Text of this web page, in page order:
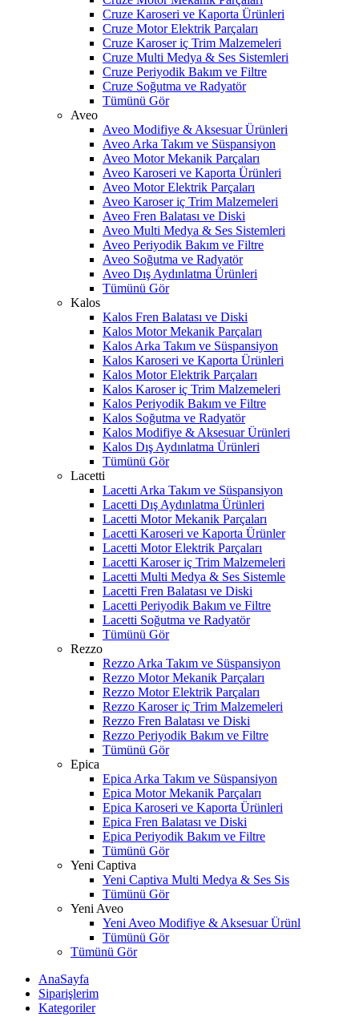
Cruze Karoseri ve Kaporta Ürünleri
Cruze Motor Elektrik Parçaları
Cruze Karoser iç Trim Malzemeleri
Cruze Multi Medya & Ses Sistemleri
Cruze Periyodik Bakım ve Filtre
Cruze Soğutma ve Radyatör
Tümünü Gör
Aveo
Aveo Modifiye & Aksesuar Ürünleri
Aveo Arka Takım ve Süspansiyon
Aveo Motor Mekanik Parçaları
Aveo Karoseri ve Kaporta Ürünleri
Aveo Motor Elektrik Parçaları
Aveo Karoser iç Trim Malzemeleri
Aveo Fren Balatası ve Diski
Aveo Multi Medya & Ses Sistemleri
Aveo Periyodik Bakım ve Filtre
Aveo Soğutma ve Radyatör
Aveo Dış Aydınlatma Ürünleri
Tümünü Gör
Kalos
Kalos Fren Balatası ve Diski
Kalos Motor Mekanik Parçaları
Kalos Arka Takım ve Süspansiyon
Kalos Karoseri ve Kaporta Ürünleri
Kalos Motor Elektrik Parçaları
Kalos Karoser iç Trim Malzemeleri
Kalos Periyodik Bakım ve Filtre
Kalos Soğutma ve Radyatör
Kalos Modifiye & Aksesuar Ürünleri
Kalos Dış Aydınlatma Ürünleri
Tümünü Gör
Lacetti
Lacetti Arka Takım ve Süspansiyon
Lacetti Dış Aydınlatma Ürünleri
Lacetti Motor Mekanik Parçaları
Lacetti Karoseri ve Kaporta Ürünler
Lacetti Motor Elektrik Parçaları
Lacetti Karoser iç Trim Malzemeleri
Lacetti Multi Medya & Ses Sistemle
Lacetti Fren Balatası ve Diski
Lacetti Periyodik Bakım ve Filtre
Lacetti Soğutma ve Radyatör
Tümünü Gör
Rezzo
Rezzo Arka Takım ve Süspansiyon
Rezzo Motor Mekanik Parçaları
Rezzo Motor Elektrik Parçaları
Rezzo Karoser iç Trim Malzemeleri
Rezzo Fren Balatası ve Diski
Rezzo Periyodik Bakım ve Filtre
Tümünü Gör
Epica
Epica Arka Takım ve Süspansiyon
Epica Motor Mekanik Parçaları
Epica Karoseri ve Kaporta Ürünleri
Epica Fren Balatası ve Diski
Epica Periyodik Bakım ve Filtre
Tümünü Gör
Yeni Captiva
Yeni Captiva Multi Medya & Ses Sis
Tümünü Gör
Yeni Aveo
Yeni Aveo Modifiye & Aksesuar Ürünl
Tümünü Gör
Tümünü Gör
AnaSayfa
Siparişlerim
Kategoriler